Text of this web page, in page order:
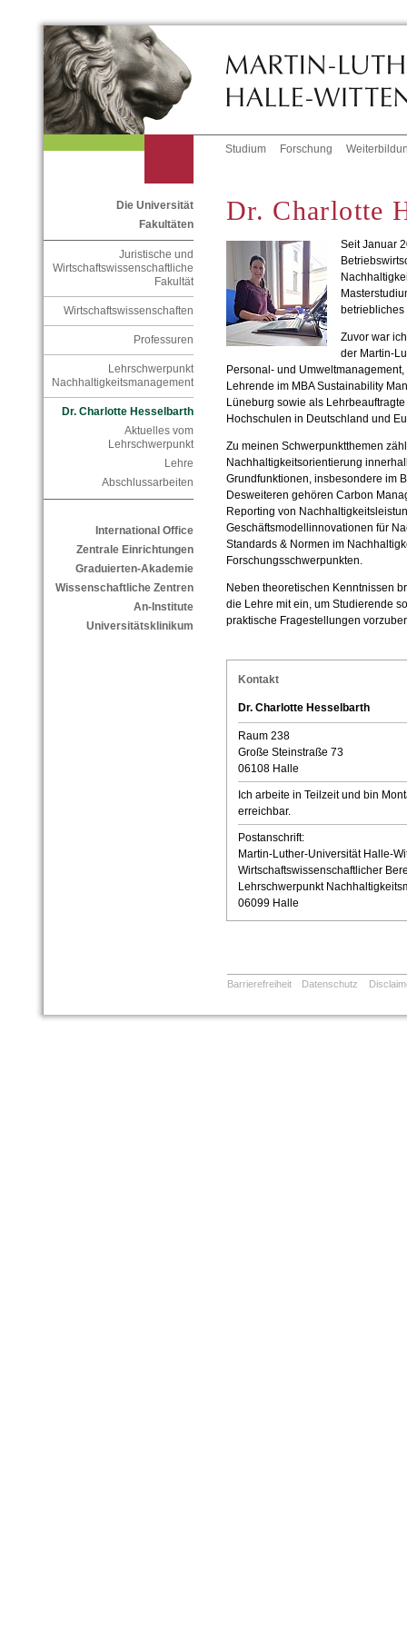
Studium Forschung
Die Universität
Fakultäten
Juristische und
Wirtschaftswissenschaftliche
Fakultät
Wirtschaftswissenschaften
Professuren
Lehrschwerpunkt
Nachhaltigkeitsmanagement
Dr. Charlotte Hesselbarth
Aktuelles vom
Lehrschwerpunkt
Lehre
Abschlussarbeiten
International Office
Zentrale Einrichtungen
Graduierten-Akademie
Wissenschaftliche Zentren
An-Institute
Universitätsklinikum
Dr. Charlotte
Seit Januar
Zuvor war
der Martin-
Personal- und
Lehrende im MBA Sustainability
Lüneburg sowie als
Hochschulen in Deutschland und
Zu meinen Schwerpunktthemen
Nachhaltigkeitsorientierung
Grundfunktionen, insbesondere im
Desweiteren gehören Carbon
Reporting von
Geschäftsmodellinnovationen für
Standards & Normen im
Forschungsschwerpunkten.
Neben theoretischen Kenntnissen
die Lehre mit ein, um Studierende
praktische Fragestellungen
Kontakt
Dr. Charlotte Hesselbarth
Raum 238
Große Steinstraße 73
06108 Halle
Ich arbeite in Teilzeit und bin
erreichbar.
Postanschrift:
Martin-Luther-Universität Halle-
Wirtschaftswissenschaftlicher
Lehrschwerpunkt
06099 Halle
Barrierefreiheit Datenschutz